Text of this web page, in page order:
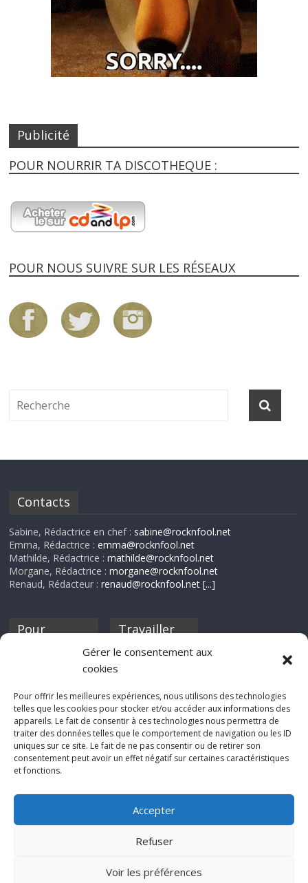
Gérer le consentement aux
cookies
Pour offrir les meilleures expériences, nous utilisons des technologies
telles que les cookies pour stocker et/ou accéder aux informations des
appareils. Le fait de consentir à ces technologies nous permettra de
traiter des données telles que le comportement de navigation ou les ID
uniques sur ce site. Le fait de ne pas consentir ou de retirer son
consentement peut avoir un effet négatif sur certaines caractéristiques
et fonctions.
Accepter
Refuser
Voir les préférences
Publicité
POUR NOURRIR TA DISCOTHEQUE :
POUR NOUS SUIVRE SUR LES RÉSEAUX
Contacts
Sabine, Rédactrice en chef : sabine@rocknfool.net
Emma, Rédactrice :emma@rocknfool.net
Mathilde, Rédactrice :mathilde@rocknfool.net
Morgane, Rédactrice :morgane@rocknfool.net
Renaud, Rédacteur :renaud@rocknfool.net [...]
Pour
discothèque
Travailler
Si tu souhaites
Rocknfool, n'hésite
pas à nous envoyer
tes chroniques de
concerts, de films,
séries ou des billets
d'humeur :
net